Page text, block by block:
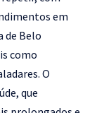
em
de Belo
como
O
que